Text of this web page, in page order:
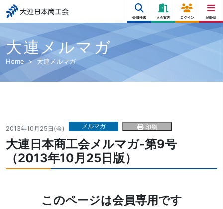
大連日本商工会
会員検索 入会案内 ログイン MENU
大連メルマガ
Home 大連メルマガ
2013年10月25日(金) メルマガ 印刷
大連日本商工会メルマガ-第9号
（2013年10月25日版）
このページは会員専用です